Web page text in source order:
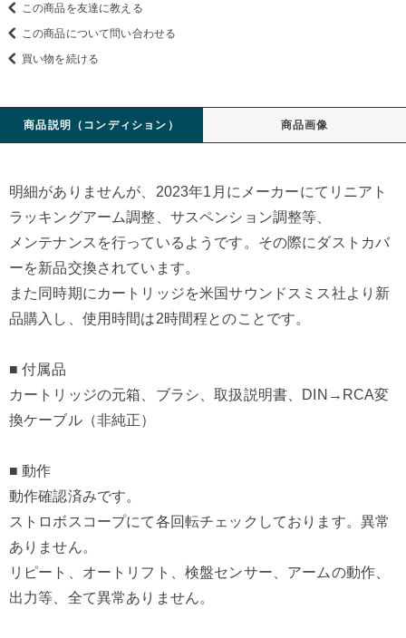
この商品を友達に教える
この商品について問い合わせる
買い物を続ける
商品説明（コンディション） 商品画像
明細がありませんが、2023年1月にメーカーにてリニアト
ラッキングアーム調整、サスペンション調整等、
メンテナンスを行っているようです。その際にダストカバ
ーを新品交換されています。
また同時期にカートリッジを米国サウンドスミス社より新
品購入し、使用時間は2時間程とのことです。
■ 付属品
カートリッジの元箱、ブラシ、取扱説明書、DIN→RCA変
換ケーブル（非純正）
■ 動作
動作確認済みです。
ストロボスコープにて各回転チェックしております。異常
ありません。
リピート、オートリフト、検盤センサー、アームの動作、
出力等、全て異常ありません。